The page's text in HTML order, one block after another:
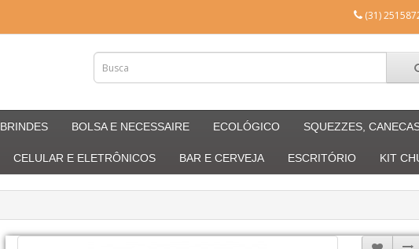
(31)
BRINDES BOLSA E NECESSAIRE ECOLÓGICO SQUEZZES,
CELULAR E ELETRÔNICOS BAR E CERVEJA ESCRITÓRIO KIT